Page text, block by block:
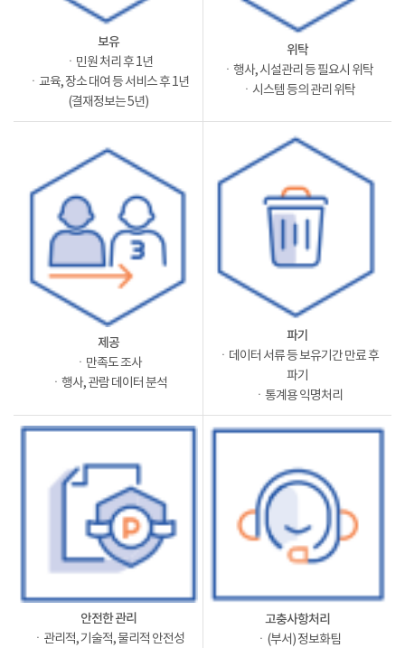
보유
ㆍ민원 처리 후 1년
ㆍ교육, 장소 대여 등 서비스 후 1년
(결재정보는 5년)
위탁
ㆍ행사, 시설관리 등 필요시 위탁
ㆍ시스템 등의 관리 위탁
제공
ㆍ만족도 조사
ㆍ행사, 관람 데이터 분석
파기
ㆍ데이터 서류 등 보유기간 만료 후
파기
ㆍ통계용 익명처리
안전한 관리
ㆍ관리적, 기술적, 물리적 안전성
고충사항처리
ㆍ(부서) 정보화팀